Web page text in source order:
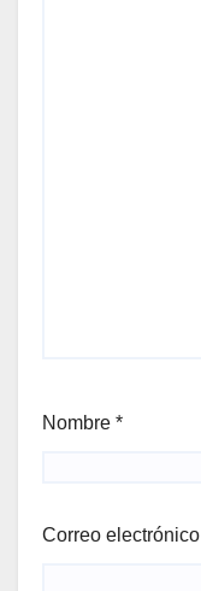
Nombre *
Correo electrónico